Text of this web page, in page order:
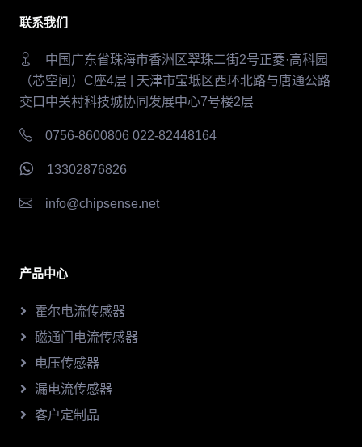
联系我们
中国广东省珠海市香洲区翠珠二街2号正菱·高科园
（芯空间）C座4层 | 天津市宝坻区西环北路与唐通公路
交口中关村科技城协同发展中心7号楼2层
0756-8600806 022-82448164
13302876826
info@chipsense.net
产品中心
霍尔电流传感器
磁通门电流传感器
电压传感器
漏电流传感器
客户定制品